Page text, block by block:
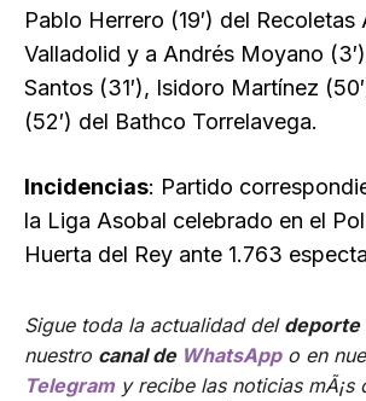
Pablo Herrero (19′) del Recoletas
Valladolid y a Andrés Moyano
Santos (31′), Isidoro Martínez
(52′) del Bathco Torrelavega.
Incidencias: Partido
la Liga Asobal celebrado en el
Huerta del Rey ante 1.763
Sigue toda la actualidad del deporte
nuestro canal de WhatsAppo en
Telegramy recibe las noticias mÃ¡s